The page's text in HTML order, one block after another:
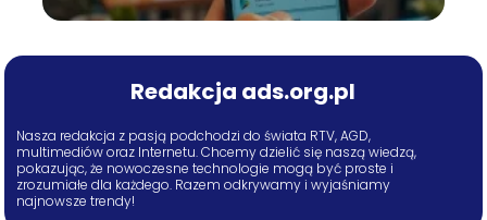
Redakcja ads.org.pl
Nasza redakcja z pasją podchodzi do świata RTV, AGD,
multimediów oraz Internetu. Chcemy dzielić się naszą wiedzą,
pokazując, że nowoczesne technologie mogą być proste i
zrozumiałe dla każdego. Razem odkrywamy i wyjaśniamy
najnowsze trendy!